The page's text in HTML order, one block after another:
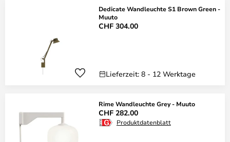
Dedicate Wandleuchte S1 Brown Green -
Muuto
CHF 304.00
Lieferzeit: 8 - 12 Werktage
Rime Wandleuchte Grey - Muuto
CHF 282.00
Produktdatenblatt